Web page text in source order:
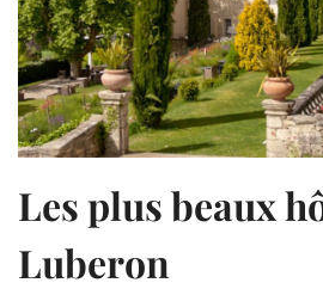
Les plus beaux
Luberon